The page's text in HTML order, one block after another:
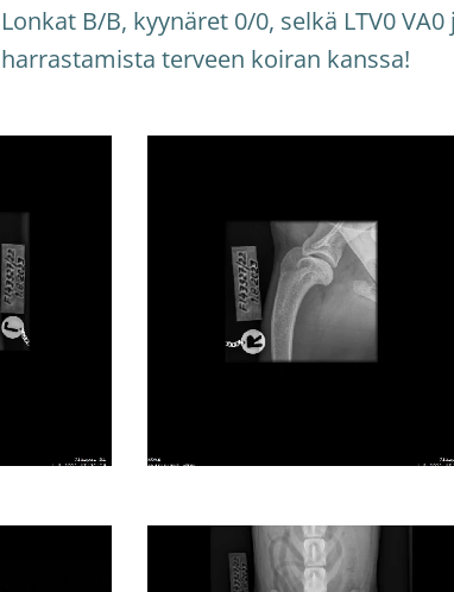
Lonkat B/B, kyynäret 0/0, selkä LTV0
harrastamista terveen koiran kanssa!